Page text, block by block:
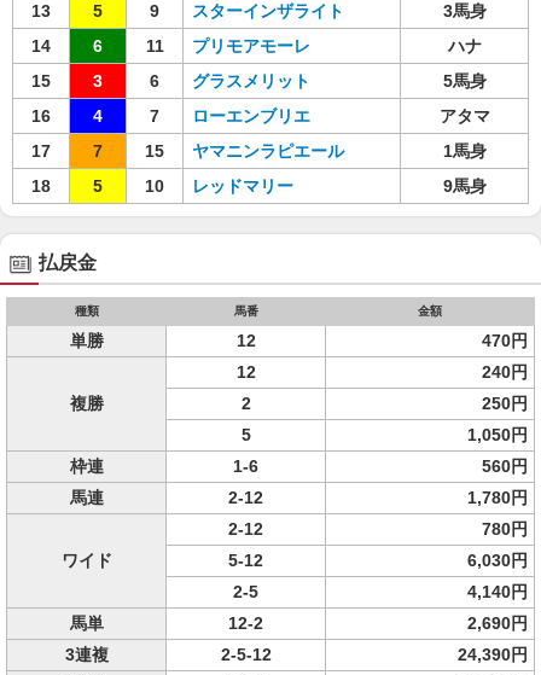
13
5 9 スターインザライト
3馬身
14
6 11 プリモアモーレ
ハナ
15
3 6 グラスメリット
5馬身
16
4 7 ローエンブリエ
アタマ
17
7 15 ヤマニンラピエール
1馬身
18
5 10 レッドマリー 9馬身
払戻金
種類 馬番 金額
単勝 12 470円
複勝
12
240円
2
250円
5
1,050円
枠連
1-6
560円
馬連
2-12 1,780円
ワイド
2-12
780円
5-12
6,030円
2-5
4,140円
馬単
12-2
2,690円
3連複
2-5-12
24,390円